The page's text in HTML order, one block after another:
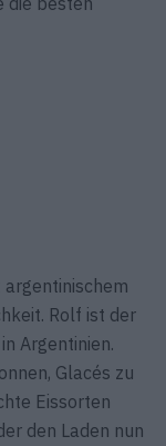
Rolf ist der
Argentinien.
Glacés zu
Eissorten
den Laden nun